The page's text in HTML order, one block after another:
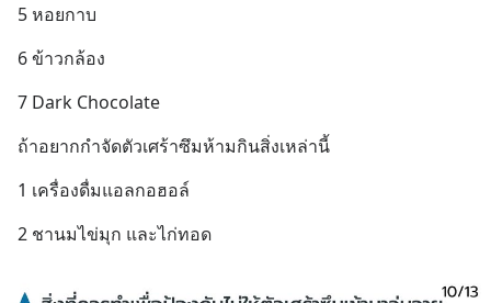
5 หอยกาบ
6 ข้าวกล้อง
7 Dark Chocolate
ถ้าอยากกำจัดตัวเศร้าซึมห้ามกินสิ่งเหล่านี้
1 เครื่องดื่มแอลกอฮอล์
2 ชานมไข่มุก และไก่ทอด